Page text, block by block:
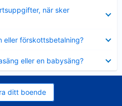
när sker
eller förskottsbetalning?
eller en babysäng?
ditt boende